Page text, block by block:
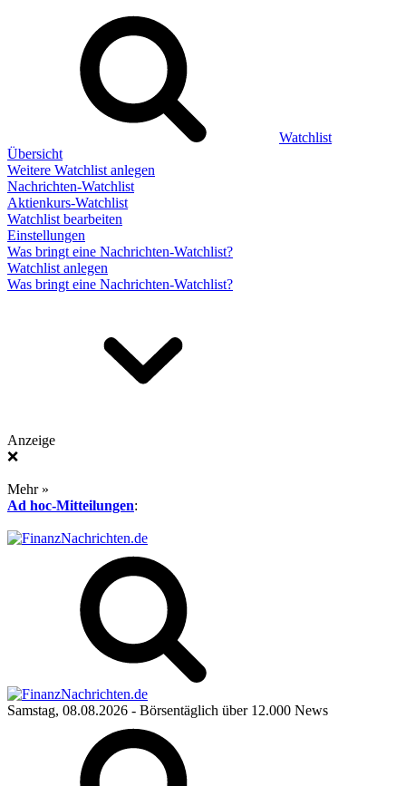
Watchlist
Übersicht
Weitere Watchlist anlegen
Nachrichten-Watchlist
Aktienkurs-Watchlist
Watchlist bearbeiten
Einstellungen
Was bringt eine Nachrichten-Watchlist?
Watchlist anlegen
Was bringt eine Nachrichten-Watchlist?
Anzeige
❌
Mehr »
Ad hoc-Mitteilungen:
Samstag, 08.08.2026 - Börsentäglich über 12.000 News